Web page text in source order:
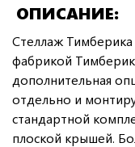
ОПИСАНИЕ
Стеллаж Тимберика
фабрикой
дополнительная
отдельно и
стандартной
плоской крышей.